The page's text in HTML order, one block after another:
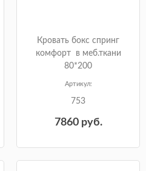
Кровать бокс спринг
комфорт в меб.ткани
80*200
Артикул:
753
7860руб.